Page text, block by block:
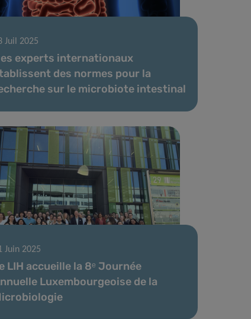
Juil 2025
experts internationaux
des normes pour la
sur le microbiote intestinal
Juin 2025
LIH accueille la 8ᵉ Journée
Luxembourgeoise de la